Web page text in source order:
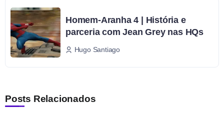
Homem-Aranha 4 | História e
parceria com Jean Grey nas HQs
Hugo Santiago
Posts Relacionados